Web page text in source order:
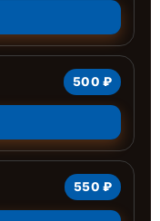
500 ₽
550 ₽